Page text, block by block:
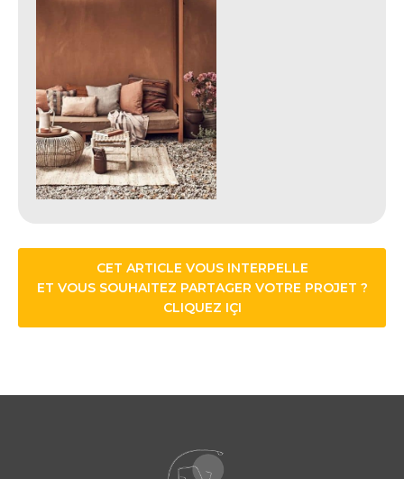
CET ARTICLE VOUS INTERPELLE
ET VOUS SOUHAITEZ PARTAGER VOTRE PROJET ?
CLIQUEZ IÇI